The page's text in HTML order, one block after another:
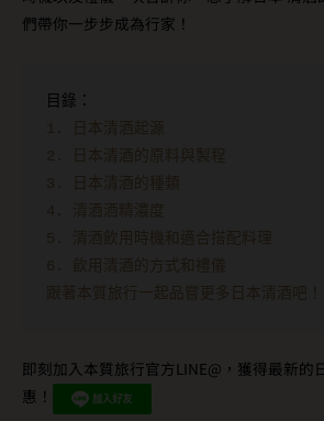
們帶你一步步成為行家！
跟著本質旅行一起品嘗更多日本清酒吧！
即刻加入本質旅行官方LINE@，獲得最新的
惠！